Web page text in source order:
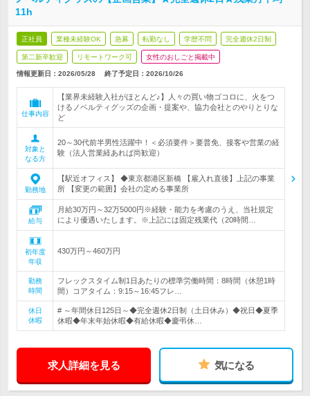
11h
正社員 業種未経験OK 急募 転勤なし 学歴不問 完全週休2日制
第二新卒歓迎 リモートワーク可 女性のおしごと掲載中
情報更新日：2026/05/28 終了予定日： 2026/10/26
仕事内容
【業界未経験入社がほとんど♪】人々の買い物ゴコロに、火をつ
けるノベルティグッズの企画・提案や、協力会社とのやりとりな
ど
対象と
なる方
20～30代前半男性活躍中！＜必須要件＞要普免、接客や営業の経
験（法人営業経あれば尚歓迎）
勤務地
【駅近オフィス】 ◆東京都港区新橋 【雇入れ直後】上記の事業
所 【変更の範囲】会社の定める事業所
給与
月給30万円～32万5000円※経験・能力を考慮のうえ、当社規定
により優遇いたします。※上記には固定残業代（20時間…
初年度
年収
430万円～460万円
勤務
時間
フレックスタイム制1日あたりの標準労働時間：8時間（休憩1時
間）コアタイム：9:15～16:45フレ…
休日
休暇
# ～年間休日125日～◆完全週休2日制（土日休み）◆祝日◆夏季
休暇◆年末年始休暇◆有給休暇◆慶弔休…
求人詳細を見る 気になる